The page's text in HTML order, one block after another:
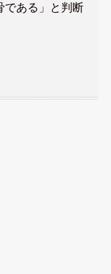
である」と判断